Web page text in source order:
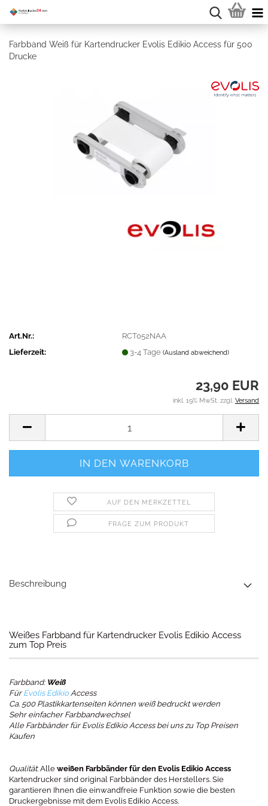
Farbband Weiß für Kartendrucker Evolis Edikio Access für 500
Drucke
Art.Nr.:
RCT052NAA
Lieferzeit:
3-4 Tage(Ausland abweichend)
23,90 EUR
inkl. 19% MwSt. zzgl. Versand
AUF DEN MERKZETTEL
FRAGE ZUM PRODUKT
Beschreibung
Weißes Farbband für Kartendrucker Evolis Edikio Access
zum Top Preis
Farbband: Weiß
Für Evolis EdikioAccess
Ca. 500 Plastikkartenseiten können weiß bedruckt werden
Sehr einfacher Farbbandwechsel
Alle Farbbänder für Evolis Edikio Access bei uns zu Top Preisen
Kaufen
Qualität: Alle weißen Farbbänder für den Evolis Edikio Access
Kartendrucker sind original Farbbänder des Herstellers. Sie
garantieren Ihnen die einwandfreie Funktion sowie die besten
Druckergebnisse mit dem Evolis Edikio Access.